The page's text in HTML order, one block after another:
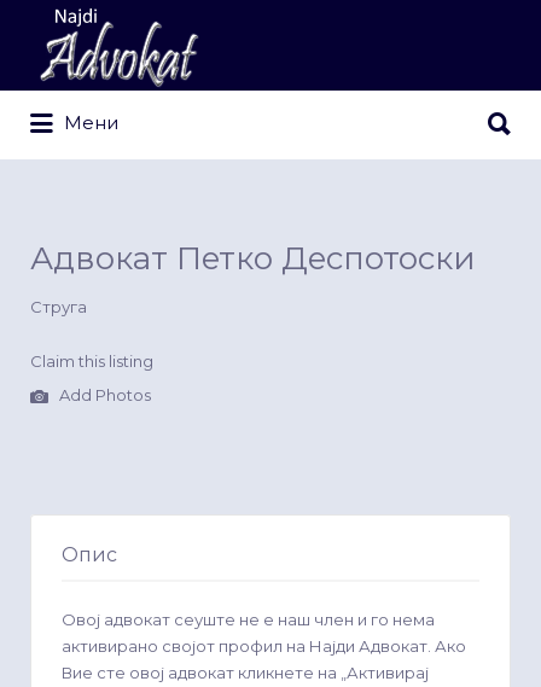
Search
for:
Мени
for:
Адвокат Петко Деспотоски
Струга
Claim this listing
Add Photos
Опис
Овој адвокат сеуште не е наш член и го нема
активирано својот профил на Најди Адвокат. Ако
Вие сте овој адвокат кликнете на „Активирај